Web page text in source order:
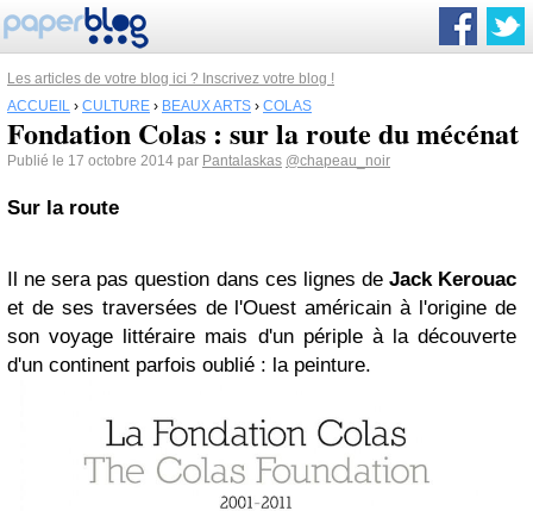
Les articles de votre blog ici ? Inscrivez votre blog !
ACCUEIL › CULTURE › BEAUX ARTS › COLAS
Fondation Colas : sur la route du mécénat
Publié le 17 octobre 2014 par Pantalaskas @chapeau_noir
Sur la route
Il ne sera pas question dans ces lignes de Jack Kerouac
et de ses traversées de l'Ouest américain à l'origine de
son voyage littéraire mais d'un périple à la découverte
d'un continent parfois oublié : la peinture.